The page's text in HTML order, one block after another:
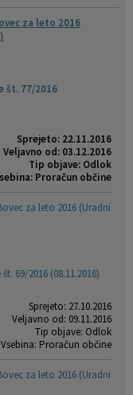
za leto 2016
št. 77/2016
Sprejeto: 22.11.2016
Veljavno od: 03.12.2016
Tip objave: Odlok
Proračun občine
za leto 2016 (Uradni
69/2016 (08.11.2016)
Sprejeto: 27.10.2016
Veljavno od: 09.11.2016
Tip objave: Odlok
Vsebina: Proračun občine
za leto 2016 (Uradni